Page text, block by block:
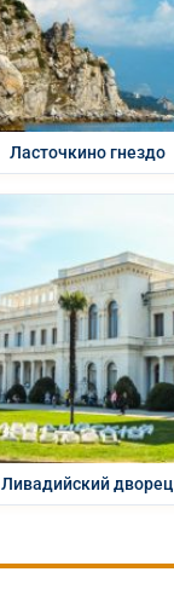
Ласточкино гнездо
Ливадийский дворец